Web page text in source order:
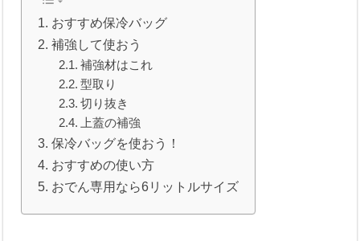
おすすめ保冷バッグ
補強して使おう
補強材はこれ
型取り
切り抜き
上蓋の補強
保冷バッグを使おう！
おすすめの使い方
おでん専用なら6リットルサイズ